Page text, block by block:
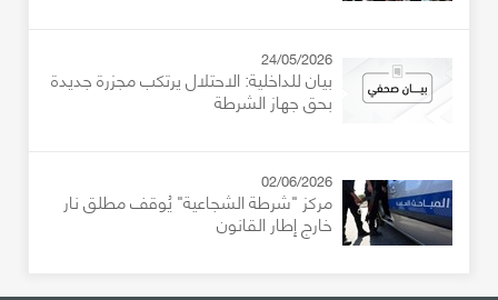
24/05/2026
بيان للداخلية: الاحتلال يرتكب مجزرة جديدة
بحق جهاز الشرطة
02/06/2026
مركز "شرطة الشجاعية" يُوقف مطلق نار
خارج إطار القانون